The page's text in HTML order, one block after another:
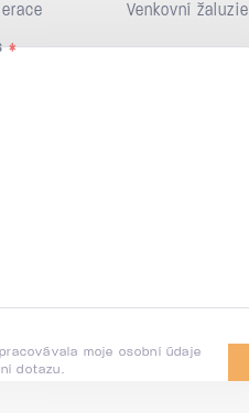
Venkovní žaluzie
*
moje osobní údaje
dotazu.